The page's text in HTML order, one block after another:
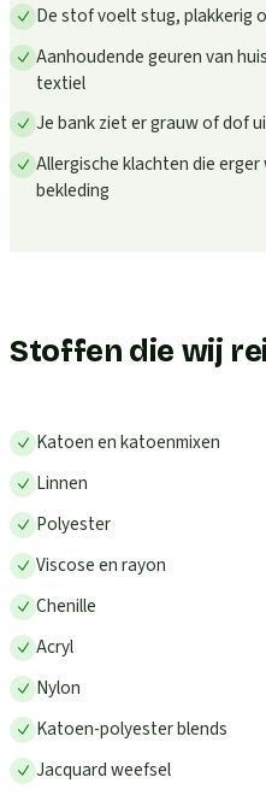
De stof voelt stug, plakkerig
Aanhoudende geuren van
textiel
Je bank ziet er grauw of dof
Allergische klachten die
bekleding
Stoffen die wij
Katoen en katoenmixen
Linnen
Polyester
Viscose en rayon
Chenille
Acryl
Nylon
Katoen-polyester blends
Jacquard weefsel